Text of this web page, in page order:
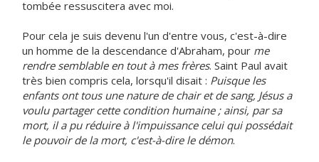
tombée ressuscitera avec moi.
Pour cela je suis devenu l'un d'entre vous, c'est-à-dire
un homme de la descendance d'Abraham, pour me
rendre semblable en tout à mes frères. Saint Paul avait
très bien compris cela, lorsqu'il disait : Puisque les
enfants ont tous une nature de chair et de sang, Jésus a
voulu partager cette condition humaine ; ainsi, par sa
mort, il a pu réduire à l'impuissance celui qui possédait
le pouvoir de la mort, c'est-à-dire le démon.